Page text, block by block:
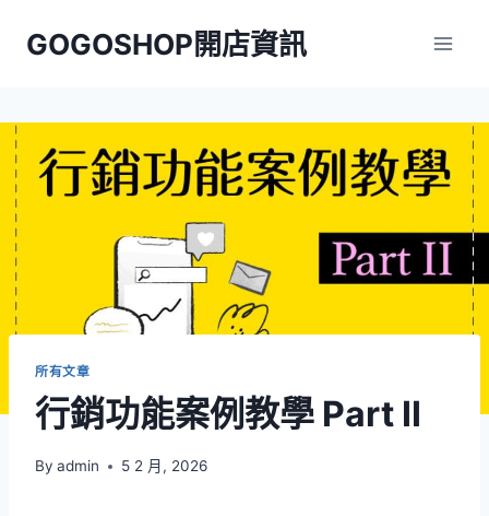
GOGOSHOP開店資訊
所有文章
行銷功能案例教學 Part II
By admin 5 2 月, 2026